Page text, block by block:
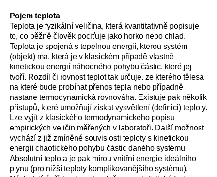
Pojem teplota
Teplota je fyzikální veličina, která kvantitativně popisuje
to, co běžně člověk pociťuje jako horko nebo chlad.
Teplota je spojená s tepelnou energií, kterou systém
(objekt) má, která je v klasickém případě vlastně
kinetickou energií náhodného pohybu částic, které jej
tvoří. Rozdíl či rovnost teplot tak určuje, ze kterého tělesa
na které bude probíhat přenos tepla nebo případně
nastane termodynamická rovnováha. Existuje pak několik
přístupů, které umožňují získat vysvětlení (definici) teploty.
Lze vyjít z klasického termodynamického popisu
empirických veličin měřených v laboratoři. Další možnost
vychází z již zmíněné souvislosti teploty s kinetickou
energií chaotického pohybu částic daného systému.
Absolutní teplota je pak mírou vnitřní energie ideálního
plynu (pro nižší teploty komplikovanějšího systému).